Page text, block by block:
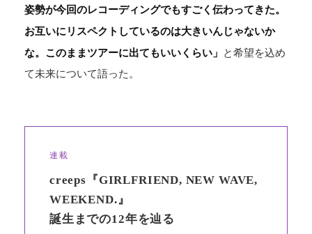
姿勢が今回のレコーディングでもすごく伝わってきた。
お互いにリスペクトしているのは大きいんじゃないか
な。このままツアーに出てもいいくらい」
と希望を込め
て未来について語った。
連載
creeps『GIRLFRIEND, NEW WAVE,
WEEKEND.』
誕生までの12年を辿る